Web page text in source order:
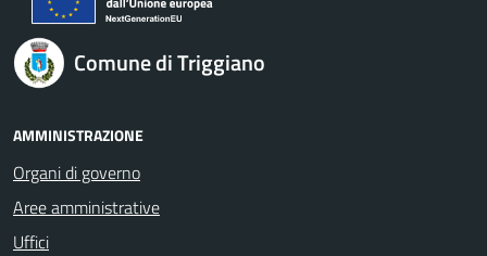
Comune di Triggiano
AMMINISTRAZIONE
Organi di governo
Aree amministrative
Uffici